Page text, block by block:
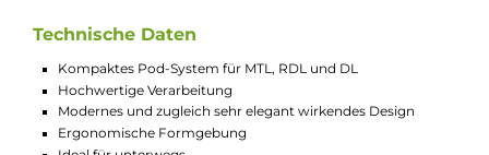
Das Aspire Pixo Pod Kit ist leicht und kompakt. Es
liegt gut in deiner Hand und passt in jede Tasche. So
kannst du deine E-Zigarette überallhin mitnehmen,
ob unterwegs oder zuhause. Die ergonomische Form
macht das Halten angenehm und sicher. Ideal, wenn
du eine handliche und praktische Vape suchst.